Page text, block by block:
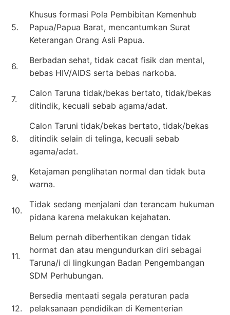
5.
Khusus formasi Pola Pembibitan Kemenhub
Papua/Papua Barat, mencantumkan Surat
Keterangan Orang Asli Papua.
6.
Berbadan sehat, tidak cacat fisik dan mental,
bebas HIV/AIDS serta bebas narkoba.
7.
Calon Taruna tidak/bekas bertato, tidak/bekas
ditindik, kecuali sebab agama/adat.
8.
Calon Taruni tidak/bekas bertato, tidak/bekas
ditindik selain di telinga, kecuali sebab
agama/adat.
9.
Ketajaman penglihatan normal dan tidak buta
warna.
10.
Tidak sedang menjalani dan terancam hukuman
pidana karena melakukan kejahatan.
11.
Belum pernah diberhentikan dengan tidak
hormat dan atau mengundurkan diri sebagai
Taruna/i di lingkungan Badan Pengembangan
SDM Perhubungan.
12.
Bersedia mentaati segala peraturan pada
pelaksanaan pendidikan di Kementerian